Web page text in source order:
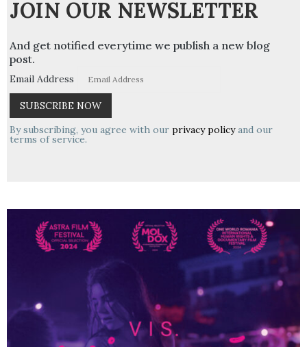
JOIN OUR NEWSLETTER
And get notified everytime we publish a new blog
post.
Email Address
By subscribing, you agree with our privacy policyand our
terms of service.